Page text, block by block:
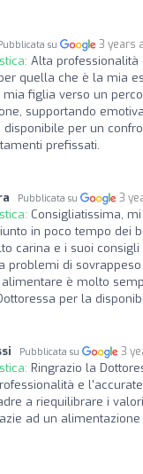
su 3 years
Alta
quella che è la mia
figlia verso un
supportando
per un
prefissati.
Pubblicata su 3
Consigliatissima,
in poco tempo dei
carina e i suoi
problemi di
è molto
per la
Pubblicata su 3
Ringrazio la
e
a riequilibrare i
ad un